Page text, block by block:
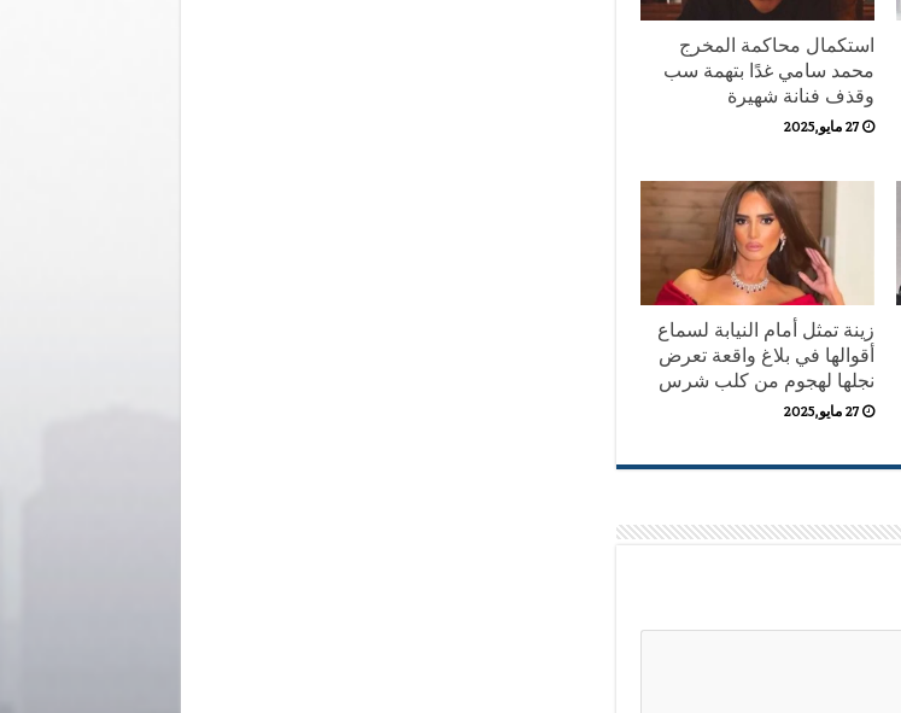
استكمال محاكمة المخرج
محمد سامي غدًا بتهمة سب
وقذف فنانة شهيرة
27 مايو,2025
زينة تمثل أمام النيابة لسماع
أقوالها في بلاغ واقعة تعرض
نجلها لهجوم من كلب شرس
27 مايو,2025